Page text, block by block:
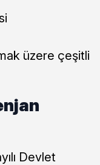
üzere çeşitli
Devlet